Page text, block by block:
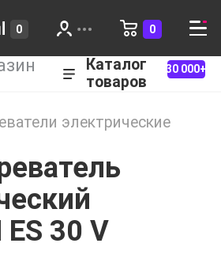
0 0
Каталог
товаров
30 000+
электрические
ES 30 V